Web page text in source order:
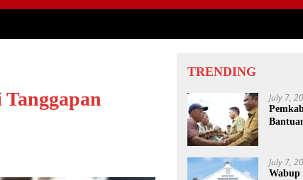
TRENDING
July 7,
July 7,
Wabup